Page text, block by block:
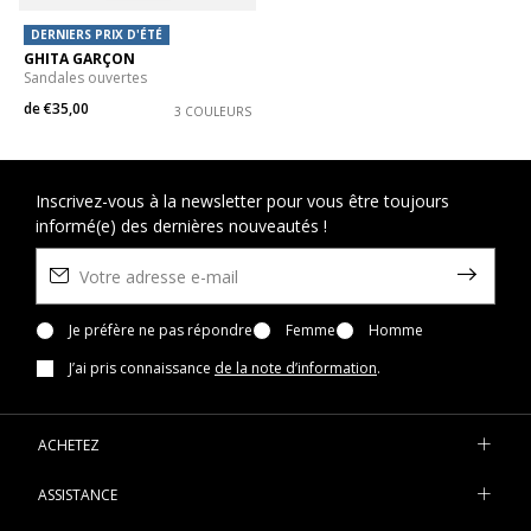
DERNIERS PRIX D'ÉTÉ
GHITA GARÇON
Sandales ouvertes
de€35,00 3 COULEURS
Inscrivez-vous à la newsletter pour vous être toujours
informé(e) des dernières nouveautés !
Je préfère ne pas répondre Femme
Homme
J’ai pris connaissance de la note d’information.
ACHETEZ
ASSISTANCE